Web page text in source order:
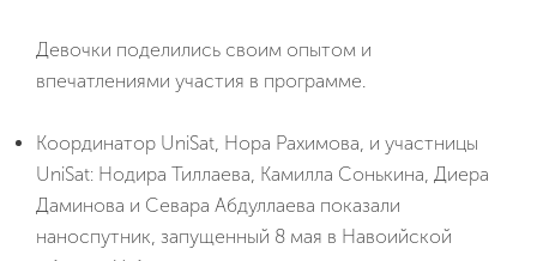
Девочки поделились своим опытом и
впечатлениями участия в программе.
Координатор UniSat, Нора Рахимова, и участницы
UniSat: Нодира Тиллаева, Камилла Сонькина, Диера
Даминова и Севара Абдуллаева показали
наноспутник, запущенный 8 мая в Навоийской